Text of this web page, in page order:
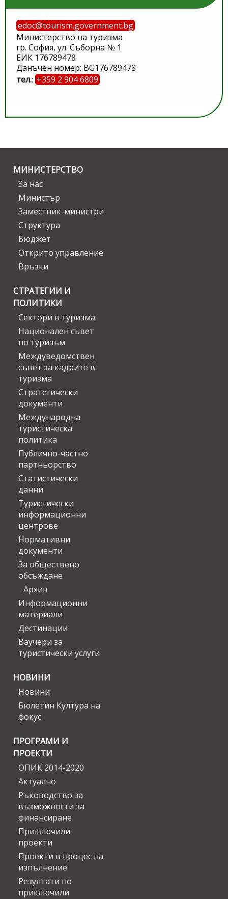
edoc@tourism.government.bg
Министерство на туризма
гр. София, ул. Съборна № 1
ЕИК 176789478
Данъчен номер: BG176789478
тел.: +359 2 904 6809
МИНИСТЕРСТВО
За нас
Министър
Заместник-министри
Структура
Бюджет
Открито управление
Връзки
СТРАТЕГИИ И
ПОЛИТИКИ
Сектори в туризма
Национален съвет
по туризъм
Междуведомствен
съвет за кадрите в
туризма
Стратегически
документи
Международна
туристическа
политика
Публично-частно
партньорство
Статистически
данни
Туристически
информационни
центрове
Нормативни
документи
За обществено
обсъждане
Архив
Информационни
материали
Дестинации
Ваучери за
туристически услуги
НОВИНИ
Новини
Бюлетин Култура на
фокус
ПРОГРАМИ И
ПРОЕКТИ
ОПИК 2014-2020
Актуално
Ръководство за
възможности за
финансиране
Приключили
проекти
Проекти в процес на
изпълнение
Резултати по
приключили